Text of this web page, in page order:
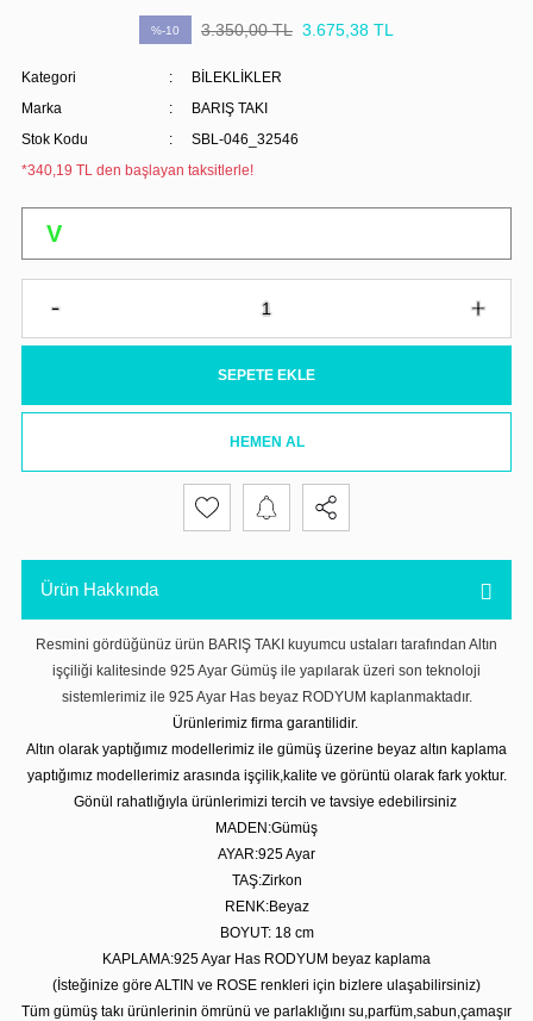
%-10 3.350,00 TL 3.675,38 TL
Kategori
BİLEKLİKLER
Marka
BARIŞ TAKI
Stok Kodu
SBL-046_32546
*340,19 TL den başlayan taksitlerle!
SEPETE EKLE
HEMEN AL
Ürün Hakkında
Resmini gördüğünüz ürün BARIŞ TAKI kuyumcu ustaları tarafından Altın
işçiliği kalitesinde 925 Ayar Gümüş ile yapılarak üzeri son teknoloji
sistemlerimiz ile 925 Ayar Has beyaz RODYUM kaplanmaktadır.
Ürünlerimiz firma garantilidir.
Altın olarak yaptığımız modellerimiz ile gümüş üzerine beyaz altın kaplama
yaptığımız modellerimiz arasında işçilik,kalite ve görüntü olarak fark yoktur.
Gönül rahatlığıyla ürünlerimizi tercih ve tavsiye edebilirsiniz
MADEN:Gümüş
AYAR:925 Ayar
TAŞ:Zirkon
RENK:Beyaz
BOYUT: 18 cm
KAPLAMA:925 Ayar Has RODYUM beyaz kaplama
(İsteğinize göre ALTIN ve ROSE renkleri için bizlere ulaşabilirsiniz)
Tüm gümüş takı ürünlerinin ömrünü ve parlaklığını su,parfüm,sabun,çamaşır